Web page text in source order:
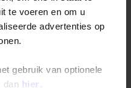
te voeren en om u
advertenties op
gebruik van optionele
dan hier .
op Nederlandse
nationaliteit)